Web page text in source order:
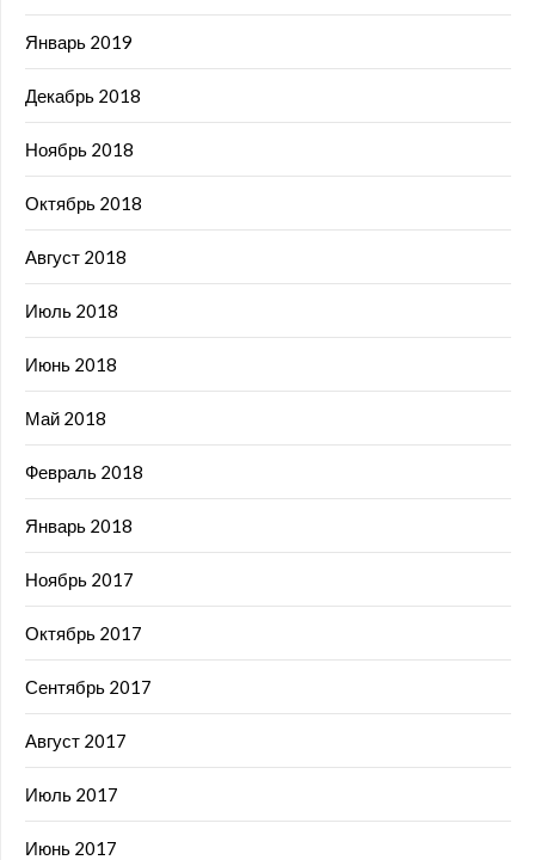
Январь 2019
Декабрь 2018
Ноябрь 2018
Октябрь 2018
Август 2018
Июль 2018
Июнь 2018
Май 2018
Февраль 2018
Январь 2018
Ноябрь 2017
Октябрь 2017
Сентябрь 2017
Август 2017
Июль 2017
Июнь 2017